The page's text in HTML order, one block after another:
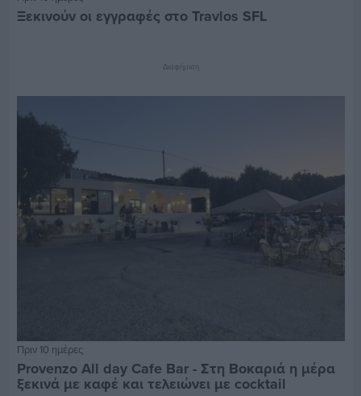
Ξεκινούν οι εγγραφές στο Travlos SFL
Διαφήμιση
Πριν 10 ημέρες
Provenzo All day Cafe Bar - Στη Βοκαριά η μέρα
ξεκινά με καφέ και τελειώνει με cocktail